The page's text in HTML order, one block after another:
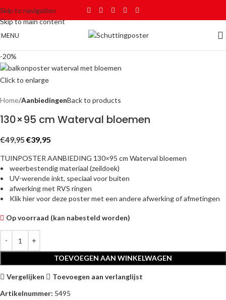
Skip to navigation
Skip to main content
MENU
-20%
Click to enlarge
Home AanbiedingenBack to products
130×95 cm Waterval bloemen
€49,95€39,95
TUINPOSTER AANBIEDING 130×95 cm Waterval bloemen
• weerbestendig materiaal (zeildoek)
• UV-werende inkt, speciaal voor buiten
• afwerking met RVS ringen
• Klik hier voor deze poster met een andere afwerking of afmetingen
Op voorraad (kan nabesteld worden)
TOEVOEGEN AAN WINKELWAGEN
Vergelijken
Toevoegen aan verlanglijst
Artikelnummer: 5495